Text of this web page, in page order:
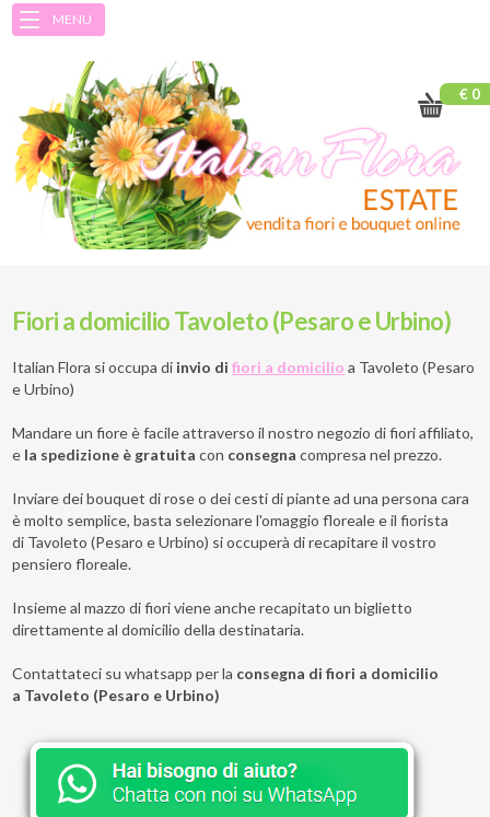
MENU
€ 0
Fiori a domicilio Tavoleto (Pesaro e Urbino)
Italian Flora si occupa di invio difiori a domicilio a Tavoleto (Pesaro
e Urbino)
Mandare un fiore è facile attraverso il nostro negozio di fiori affiliato,
e la spedizione è gratuita con consegna compresa nel prezzo.
Inviare dei bouquet di rose o dei cesti di piante ad una persona cara
è molto semplice, basta selezionare l'omaggio floreale e il fiorista
di Tavoleto (Pesaro e Urbino) si occuperà di recapitare il vostro
pensiero floreale.
Insieme al mazzo di fiori viene anche recapitato un biglietto
direttamente al domicilio della destinataria.
Contattateci su whatsapp per la consegna di fiori a domicilio
a Tavoleto (Pesaro e Urbino)